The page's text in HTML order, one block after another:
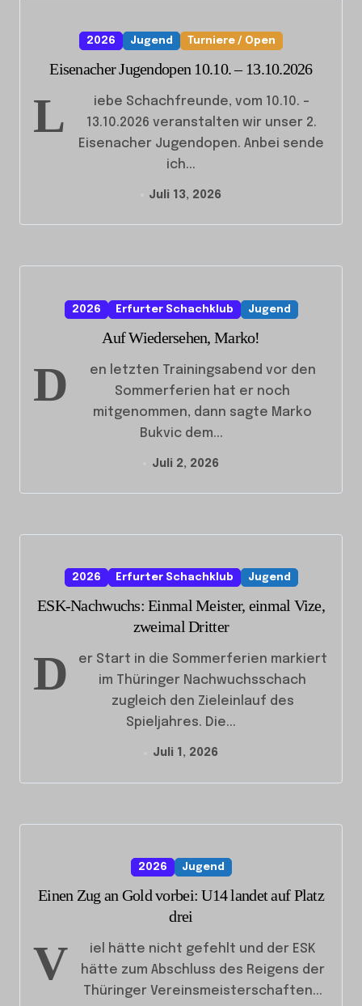
2026 Jugend Turniere / Open
Eisenacher Jugendopen 10.10. – 13.10.2026
L
iebe Schachfreunde, vom 10.10. –
13.10.2026 veranstalten wir unser 2.
Eisenacher Jugendopen. Anbei sende
ich...
Juli 13, 2026
2026 Erfurter Schachklub Jugend
Auf Wiedersehen, Marko!
D
en letzten Trainingsabend vor den
Sommerferien hat er noch
mitgenommen, dann sagte Marko
Bukvic dem...
Juli 2, 2026
2026 Erfurter Schachklub Jugend
ESK-Nachwuchs: Einmal Meister, einmal Vize,
zweimal Dritter
D
er Start in die Sommerferien markiert
im Thüringer Nachwuchsschach
zugleich den Zieleinlauf des
Spieljahres. Die...
Juli 1, 2026
2026 Jugend
Einen Zug an Gold vorbei: U14 landet auf Platz
drei
V
iel hätte nicht gefehlt und der ESK
hätte zum Abschluss des Reigens der
Thüringer Vereinsmeisterschaften...